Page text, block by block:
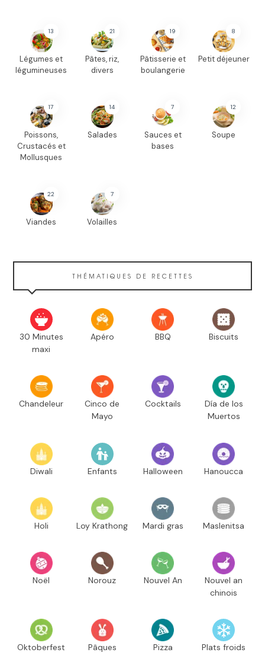
13
Légumes et
légumineuses
21
Pâtes, riz,
divers
19
Pâtisserie et
boulangerie
8
Petit déjeuner
17
Poissons,
Crustacés et
Mollusques
14
Salades
7
Sauces et
bases
12
Soupe
22
Viandes
7
Volailles
THÉMATIQUES DE RECETTES
30 Minutes
maxi
Apéro BBQ Biscuits
Chandeleur
Cinco de
Mayo
Cocktails
Día de los
Muertos
Diwali Enfants Halloween Hanoucca
Holi Loy Krathong Mardi gras Maslenitsa
Noël Norouz Nouvel An
Nouvel an
chinois
Oktoberfest Pâques Pizza Plats froids